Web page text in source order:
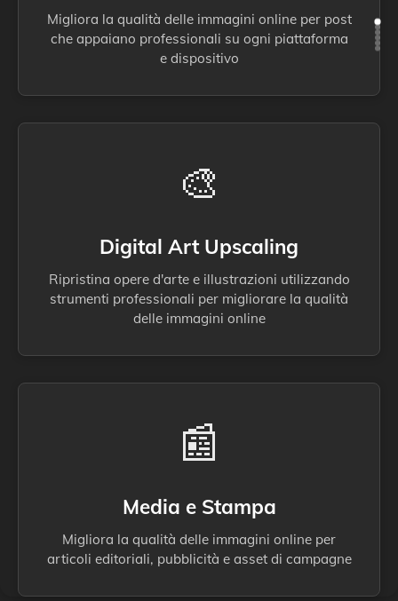
Migliora la qualità delle immagini online per post
che appaiano professionali su ogni piattaforma
e dispositivo
🎨
Digital Art Upscaling
Ripristina opere d'arte e illustrazioni utilizzando
strumenti professionali per migliorare la qualità
delle immagini online
📰
Media e Stampa
Migliora la qualità delle immagini online per
articoli editoriali, pubblicità e asset di campagne